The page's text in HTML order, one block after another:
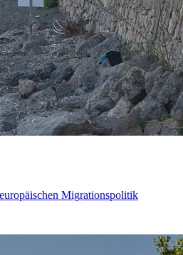
Migrationspolitik